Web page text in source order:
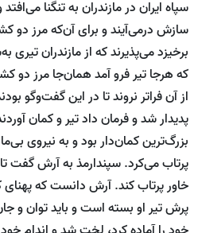
سپاه ایران در مازندران به تنگنا
سازش درمی‌آیند و برای آن‌که مرز دو
برخیزد می‌پذیرند که از مازندران
که هرجا تیر فرو آمد همان‌جا مرز دو
از آن فراتر نروند تا در این گفت‌وگو
پدیدار شد و فرمان داد تیر و کمان
بزرگ‌ترین کمان‌دار بود و به نیروی
پرتاب می‌کرد. سپندارمذ به آرش گفت
خاور پرتاب کند. آرش دانست که پهنای
پرش تیر او بسته‌ است و باید توان و